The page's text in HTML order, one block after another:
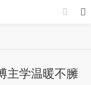
主学温暖不臃